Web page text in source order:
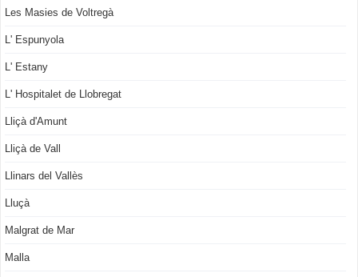
Les Masies de Voltregà
L' Espunyola
L' Estany
L' Hospitalet de Llobregat
Lliçà d'Amunt
Lliçà de Vall
Llinars del Vallès
Lluçà
Malgrat de Mar
Malla